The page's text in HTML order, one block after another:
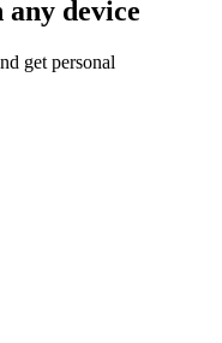
any device
get personal